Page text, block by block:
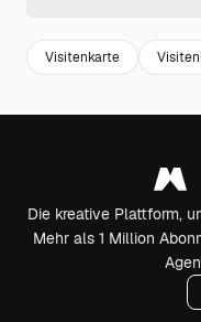
Visitenkarte
Die kreative Plattform,
Mehr als 1 Million